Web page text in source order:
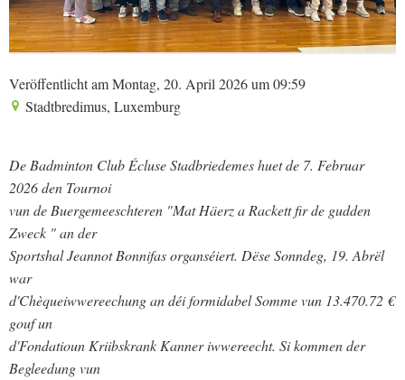
Veröffentlicht am Montag, 20. April 2026 um 09:59
Stadtbredimus, Luxemburg
De Badminton Club Écluse Stadbriedemes huet de 7. Februar
2026 den Tournoi
vun de Buergemeeschteren "Mat Häerz a Rackett fir de gudden
Zweck " an der
Sportshal Jeannot Bonnifas organséiert. Dëse Sonndeg, 19. Abrël
war
d'Chèqueiwwereechung an déi formidabel Somme vun 13.470.72 €
gouf un
d'Fondatioun Kriibskrank Kanner iwwereecht. Si kommen der
Begleedung vun